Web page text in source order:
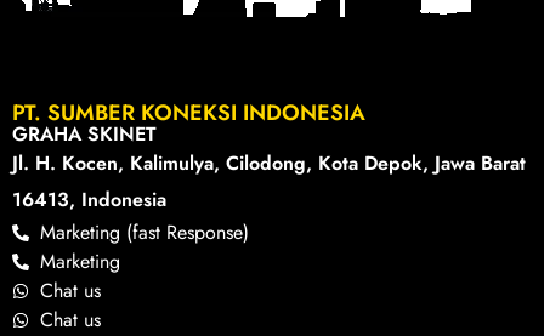
PT. SUMBER KONEKSI INDONESIA
GRAHA SKINET
Jl. H. Kocen, Kalimulya, Cilodong, Kota Depok, Jawa Barat
16413, Indonesia
Marketing (fast Response)
Marketing
Chat us
Chat us